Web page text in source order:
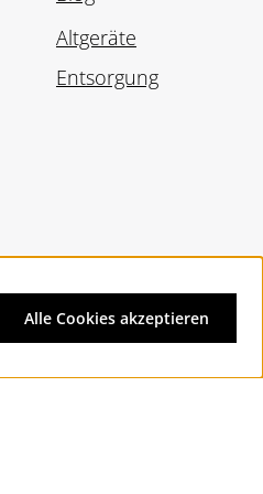
Altgeräte
Entsorgung
nicht anders angegeben.
Alle Cookies akzeptieren